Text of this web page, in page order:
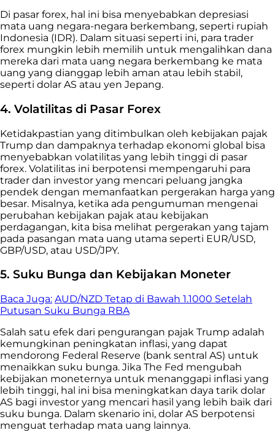
Di pasar forex, hal ini bisa menyebabkan depresiasi
mata uang negara-negara berkembang, seperti rupiah
Indonesia (IDR). Dalam situasi seperti ini, para trader
forex mungkin lebih memilih untuk mengalihkan dana
mereka dari mata uang negara berkembang ke mata
uang yang dianggap lebih aman atau lebih stabil,
seperti dolar AS atau yen Jepang.
4. Volatilitas di Pasar Forex
Ketidakpastian yang ditimbulkan oleh kebijakan pajak
Trump dan dampaknya terhadap ekonomi global bisa
menyebabkan volatilitas yang lebih tinggi di pasar
forex. Volatilitas ini berpotensi mempengaruhi para
trader dan investor yang mencari peluang jangka
pendek dengan memanfaatkan pergerakan harga yang
besar. Misalnya, ketika ada pengumuman mengenai
perubahan kebijakan pajak atau kebijakan
perdagangan, kita bisa melihat pergerakan yang tajam
pada pasangan mata uang utama seperti EUR/USD,
GBP/USD, atau USD/JPY.
5. Suku Bunga dan Kebijakan Moneter
Baca Juga: AUD/NZD Tetap di Bawah 1.1000 Setelah
Putusan Suku Bunga RBA
Salah satu efek dari pengurangan pajak Trump adalah
kemungkinan peningkatan inflasi, yang dapat
mendorong Federal Reserve (bank sentral AS) untuk
menaikkan suku bunga. Jika The Fed mengubah
kebijakan moneternya untuk menanggapi inflasi yang
lebih tinggi, hal ini bisa meningkatkan daya tarik dolar
AS bagi investor yang mencari hasil yang lebih baik dari
suku bunga. Dalam skenario ini, dolar AS berpotensi
menguat terhadap mata uang lainnya.